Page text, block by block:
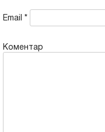
Email *
Коментар